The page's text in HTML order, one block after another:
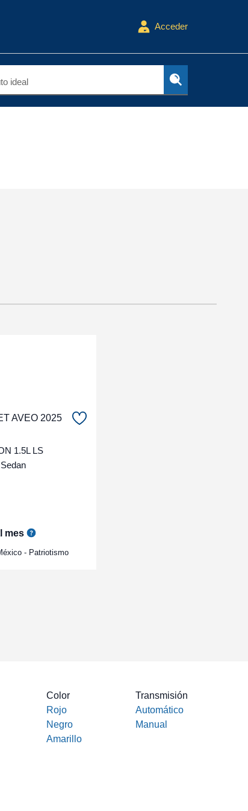
Acceder
ideal
AVEO 2025
1.5L LS
mes
- Patriotismo
Color
Rojo
Negro
Amarillo
Transmisión
Automático
Manual